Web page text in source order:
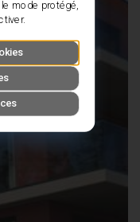
mode protégé,